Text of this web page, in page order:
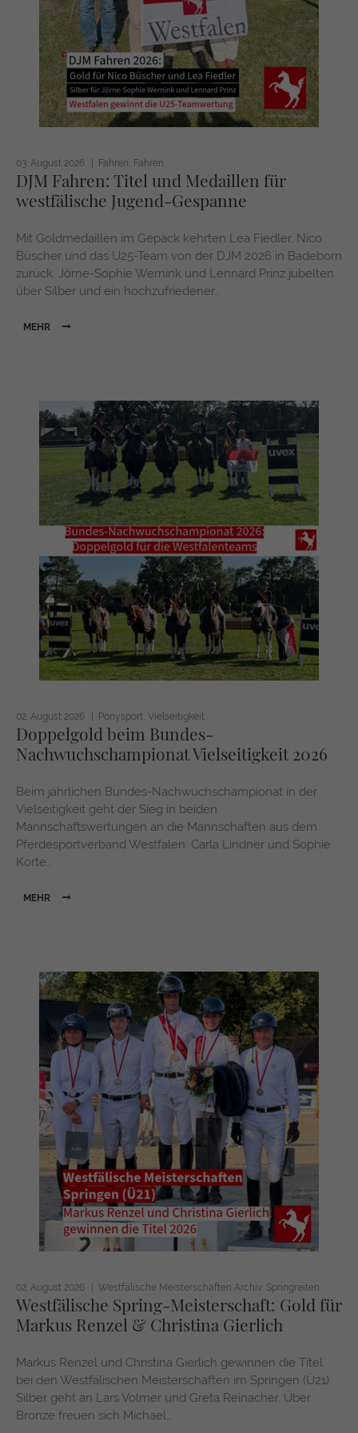
03. August 2026 Fahren Fahren
DJM Fahren: Titel und Medaillen für
westfälische Jugend-Gespanne
Mit Goldmedaillen im Gepäck kehrten Lea Fiedler, Nico
Büscher und das U25-Team von der DJM 2026 in Badeborn
zurück. Jörne-Sophie Wernink und Lennard Prinz jubelten
über Silber und ein hochzufriedener…
MEHR
02. August 2026 Ponysport Vielseitigkeit
Doppelgold beim Bundes-
Nachwuchschampionat Vielseitigkeit 2026
Beim jährlichen Bundes-Nachwuchschampionat in der
Vielseitigkeit geht der Sieg in beiden
Mannschaftswertungen an die Mannschaften aus dem
Pferdesportverband Westfalen. Carla Lindner und Sophie
Korte…
MEHR
02. August 2026 Westfälische Meisterschaften Archiv Springreiten
Westfälische Spring-Meisterschaft: Gold für
Markus Renzel & Christina Gierlich
Markus Renzel und Christina Gierlich gewinnen die Titel
bei den Westfälischen Meisterschaften im Springen (Ü21).
Silber geht an Lars Volmer und Greta Reinacher. Über
Bronze freuen sich Michael…
https://policies.google.com/privacy